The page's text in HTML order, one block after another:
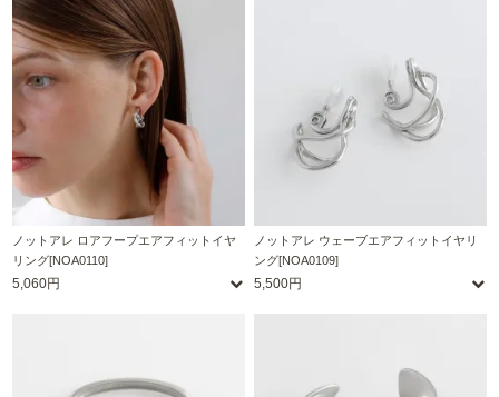
ノットアレ ロアフープエアフィットイヤ
リング[NOA0110]
5,060円
ノットアレ ウェーブエアフィットイヤリ
ング[NOA0109]
5,500円